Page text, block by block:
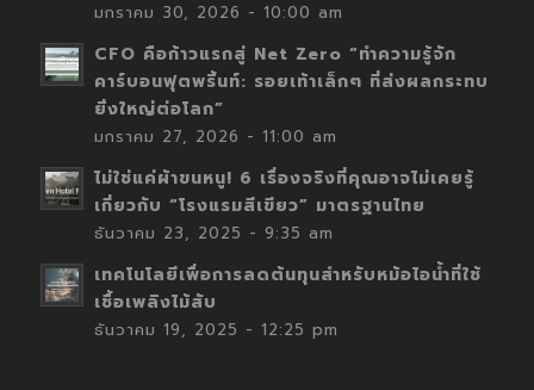
มกราคม 30, 2026 - 10:00 am
CFO คือก้าวแรกสู่ Net Zero “ทำความรู้จัก
คาร์บอนฟุตพริ้นท์: รอยเท้าเล็กๆ ที่ส่งผลกระทบ
ยิ่งใหญ่ต่อโลก”
มกราคม 27, 2026 - 11:00 am
ไม่ใช่แค่ผ้าขนหนู! 6 เรื่องจริงที่คุณอาจไม่เคยรู้
เกี่ยวกับ “โรงแรมสีเขียว” มาตรฐานไทย
ธันวาคม 23, 2025 - 9:35 am
เทคโนโลยีเพื่อการลดต้นทุนสำหรับหม้อไอน้ำที่ใช้
เชื้อเพลิงไม้สับ
ธันวาคม 19, 2025 - 12:25 pm